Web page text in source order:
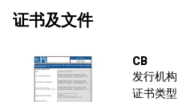
证书及文件
CB
发行机构
证书类型